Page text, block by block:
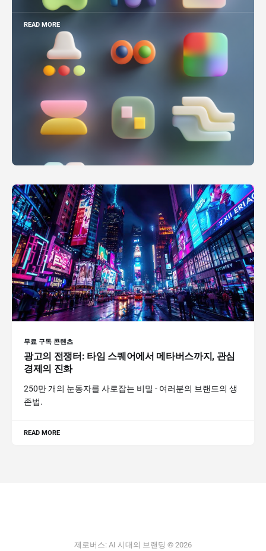
READ MORE
무료 구독 콘텐츠
광고의 전쟁터: 타임 스퀘어에서 메타버스까지, 관심
경제의 진화
250만 개의 눈동자를 사로잡는 비밀 - 여러분의 브랜드의 생
존법.
READ MORE
제로버스: AI 시대의 브랜딩 © 2026